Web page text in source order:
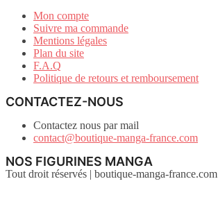
Mon compte
Suivre ma commande
Mentions légales
Plan du site
F.A.Q
Politique de retours et remboursement
CONTACTEZ-NOUS
Contactez nous par mail
contact@boutique-manga-france.com
NOS FIGURINES MANGA
Tout droit réservés | boutique-manga-france.com